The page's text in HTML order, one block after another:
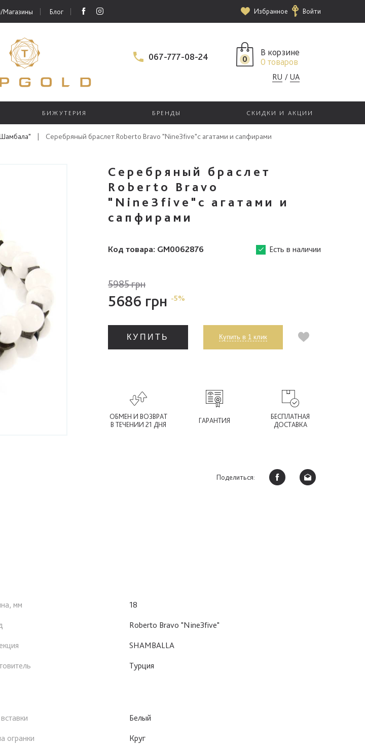
Магазины Блог Избранное Войти
067-777-08-24 0
В корзине
0 товаров
RU UA
БИЖУТЕРИЯ БРЕНДЫ СКИДКИ И АКЦИИ
| Серебряный браслет Roberto Bravo "Nine3five"с агатами и сапфирами
Серебряный браслет
Roberto Bravo
"Nine3five"с агатами и
сапфирами
Код товара: GM0062876 Есть в наличии
5985 грн
5686 грн -5%
КУПИТЬ Купить в 1 клик
ОБМЕН И ВОЗВРАТ
В ТЕЧЕНИИ 21 ДНЯ
ГАРАНТИЯ
БЕСПЛАТНАЯ
ДОСТАВКА
Поделиться:
мм
18
Roberto Bravo "Nine3five"
SHAMBALLA
Турция
Белый
огранки
Круг